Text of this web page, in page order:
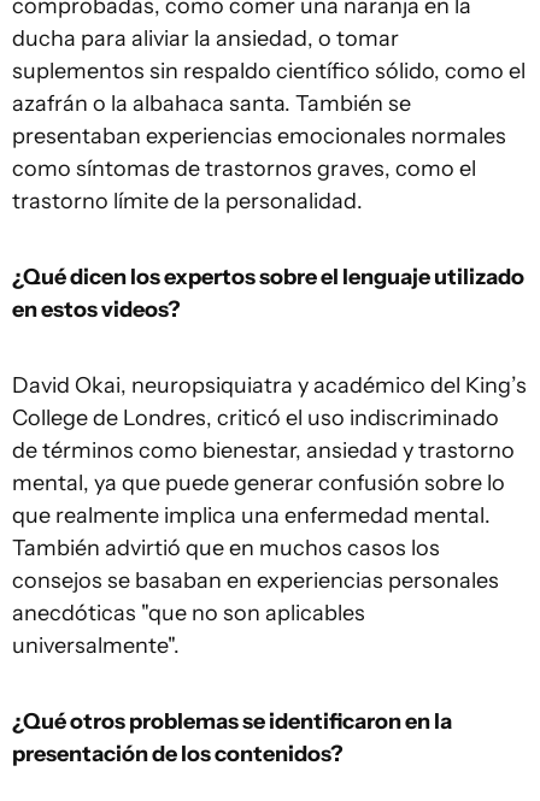
comprobadas, como comer una naranja en la
ducha para aliviar la ansiedad, o tomar
suplementos sin respaldo científico sólido, como el
azafrán o la albahaca santa. También se
presentaban experiencias emocionales normales
como síntomas de trastornos graves, como el
trastorno límite de la personalidad.
¿Qué dicen los expertos sobre el lenguaje utilizado
en estos videos?
David Okai, neuropsiquiatra y académico del King’s
College de Londres, criticó el uso indiscriminado
de términos como bienestar, ansiedad y trastorno
mental, ya que puede generar confusión sobre lo
que realmente implica una enfermedad mental.
También advirtió que en muchos casos los
consejos se basaban en experiencias personales
anecdóticas "que no son aplicables
universalmente".
¿Qué otros problemas se identificaron en la
presentación de los contenidos?